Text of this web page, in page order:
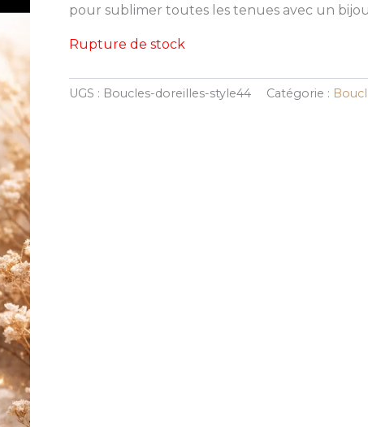
pour sublimer toutes les tenues avec un
Rupture de stock
UGS : Boucles-doreilles-style44 Catégorie :